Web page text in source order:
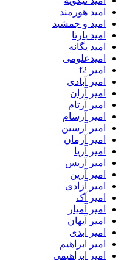
امید هورمند
امید و جمشید
امید یارتا
امید یگانه
امیدعلومی
امیر f2
امیر آبادی
امیر آران
امیر آرتام
امیر آرسام
امیر آرسین
امیر آرمان
امیر آریا
امیر آریس
امیر آرین
امیر آزادی
امیر آک
امیر آمیار
امیر آیهان
امیر ابدی
امیر ابراهیم
امیر ابراهیمی